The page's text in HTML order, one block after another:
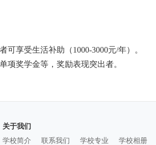
享受生活补助（1000-3000元/年）。
项奖学金等，奖励表现突出者。
关于我们
学校简介
联系我们 学校专业 学校相册